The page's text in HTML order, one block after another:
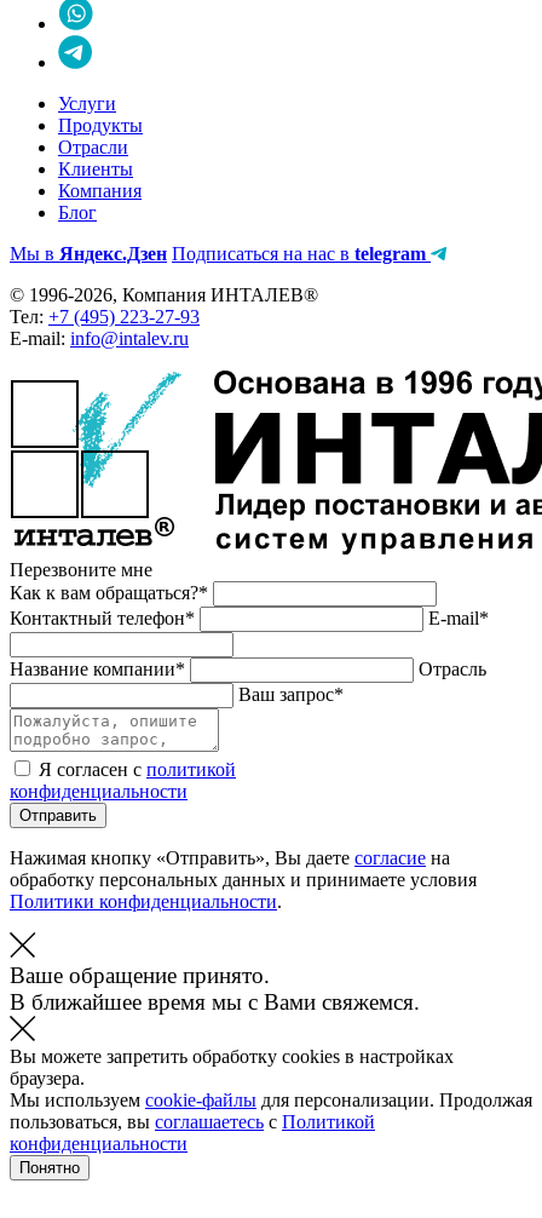
Услуги
Продукты
Отрасли
Клиенты
Компания
Блог
Мы в Яндекс.Дзен Подписаться на нас в telegram
© 1996-2026, Компания ИНТАЛЕВ®
Тел: +7 (495) 223-27-93
E-mail: info@intalev.ru
Перезвоните мне
Как к вам обращаться?*
Контактный телефон*
E-mail*
Название компании*
Отрасль
Ваш запрос*
Я согласен с политикой
конфиденциальности
Отправить
Нажимая кнопку «Отправить», Вы даете согласие на
обработку персональных данных и принимаете условия
Политики конфиденциальности.
Ваше обращение принято.
В ближайшее время мы с Вами свяжемся.
Вы можете запретить обработку cookies в настройках
браузера.
Мы используем cookie-файлы для персонализации. Продолжая
пользоваться, вы соглашаетесь с Политикой
конфиденциальности
Понятно